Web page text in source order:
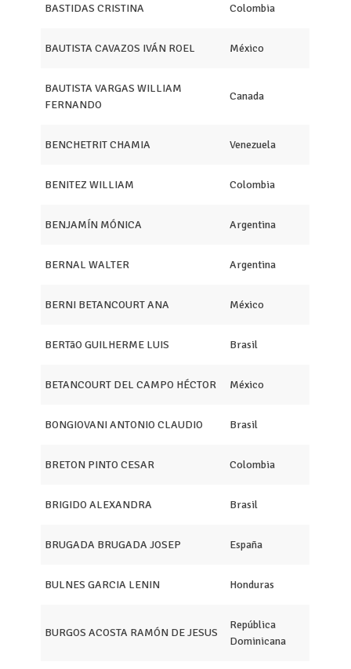
BASTIDAS CRISTINA Colombia
BAUTISTA CAVAZOS IVÁN ROEL México
BAUTISTA VARGAS WILLIAM
FERNANDO
Canada
BENCHETRIT CHAMIA Venezuela
BENITEZ WILLIAM Colombia
BENJAMÍN MÓNICA Argentina
BERNAL WALTER Argentina
BERNI BETANCOURT ANA México
BERTãO GUILHERME LUIS Brasil
BETANCOURT DEL CAMPO HÉCTOR México
BONGIOVANI ANTONIO CLAUDIO Brasil
BRETON PINTO CESAR Colombia
BRIGIDO ALEXANDRA Brasil
BRUGADA BRUGADA JOSEP España
BULNES GARCIA LENIN Honduras
BURGOS ACOSTA RAMÓN DE JESUS
República
Dominicana